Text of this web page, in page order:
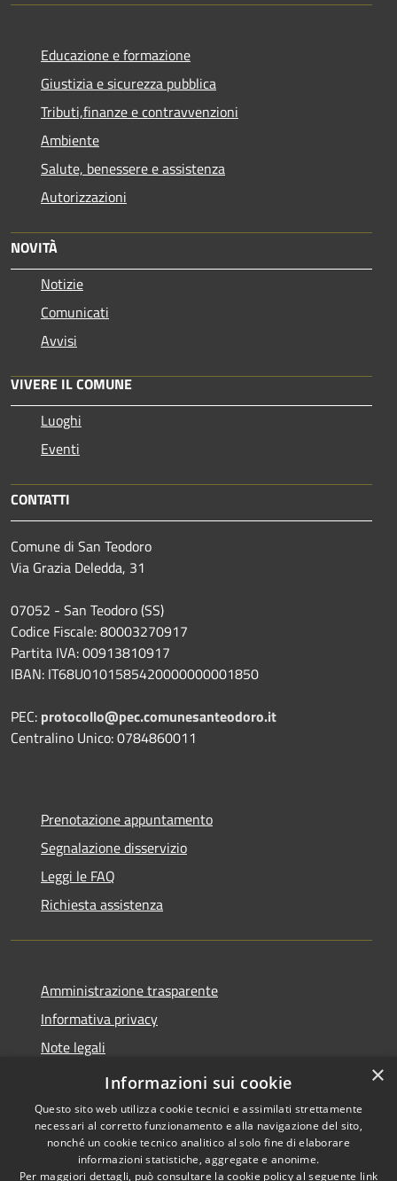
Educazione e formazione
Giustizia e sicurezza pubblica
Tributi,finanze e contravvenzioni
Ambiente
Salute, benessere e assistenza
Autorizzazioni
NOVITÀ
Notizie
Comunicati
Avvisi
VIVERE IL COMUNE
Luoghi
Eventi
CONTATTI
Comune di San Teodoro
Via Grazia Deledda, 31
07052 - San Teodoro (SS)
Codice Fiscale: 80003270917
Partita IVA: 00913810917
IBAN: IT68U0101585420000000001850
PEC: protocollo@pec.comunesanteodoro.it
Centralino Unico: 0784860011
Prenotazione appuntamento
Segnalazione disservizio
Leggi le FAQ
Richiesta assistenza
Amministrazione trasparente
Informativa privacy
Note legali
Dichiarazione di accessibilità
Copyright © 2026 • Comune di
×
Informazioni sui cookie
Questo sito web utilizza cookie tecnici e assimilati strettamente
necessari al corretto funzionamento e alla navigazione del sito,
nonché un cookie tecnico analitico al solo fine di elaborare
informazioni statistiche, aggregate e anonime.
Per maggiori dettagli, può consultare la cookie policy al seguente link